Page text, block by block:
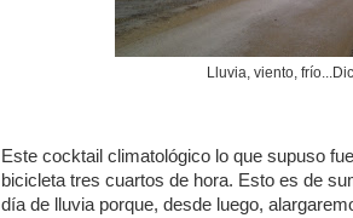
Lluvia, viento,
Este cocktail climatológico lo que supuso
bicicleta tres cuartos de hora. Esto es de
día de lluvia porque, desde luego,